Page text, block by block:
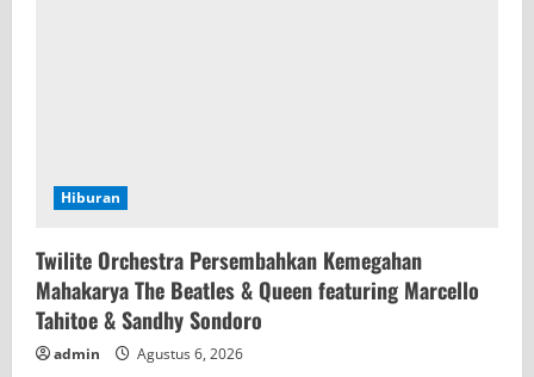
Hiburan
Twilite Orchestra Persembahkan Kemegahan
Mahakarya The Beatles & Queen featuring Marcello
Tahitoe & Sandhy Sondoro
admin Agustus 6, 2026